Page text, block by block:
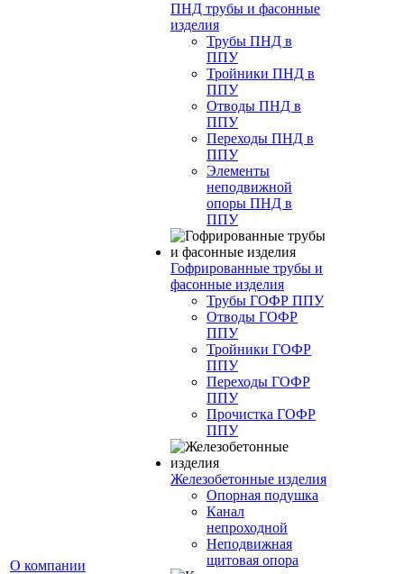
О компании
ПНД трубы и фасонные
изделия
Трубы ПНД в
ППУ
Тройники ПНД в
ППУ
Отводы ПНД в
ППУ
Переходы ПНД в
ППУ
Элементы
неподвижной
опоры ПНД в
ППУ
Гофрированные трубы и
фасонные изделия
Трубы ГОФР ППУ
Отводы ГОФР
ППУ
Тройники ГОФР
ППУ
Переходы ГОФР
ППУ
Прочистка ГОФР
ППУ
Железобетонные изделия
Опорная подушка
Канал
непроходной
Неподвижная
щитовая опора